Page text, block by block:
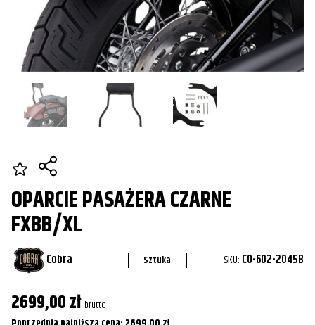
OPARCIE PASAŻERA CZARNE
FXBB/XL
Cobra Sztuka SKU: CO-602-2045B
2699,00zł brutto